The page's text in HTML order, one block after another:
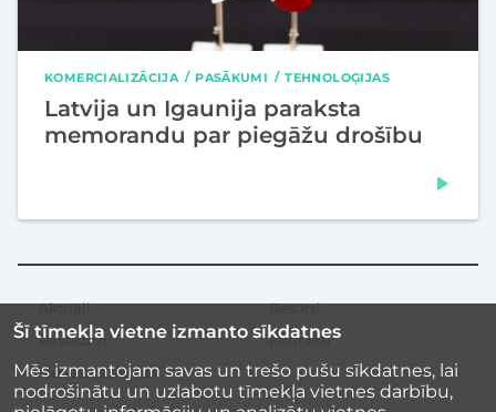
KOMERCIALIZĀCIJA PASĀKUMI TEHNOLOĢIJAS
Latvija un Igaunija paraksta
memorandu par piegāžu drošību
Šī tīmekļa vietne izmanto sīkdatnes
Mēs izmantojam savas un trešo pušu sīkdatnes, lai
nodrošinātu un uzlabotu tīmekļa vietnes darbību,
Sekundārā
izvēlne
Aktuāli
Pasākumi
Iedvesmas stāsti
Resursi
Kontakti